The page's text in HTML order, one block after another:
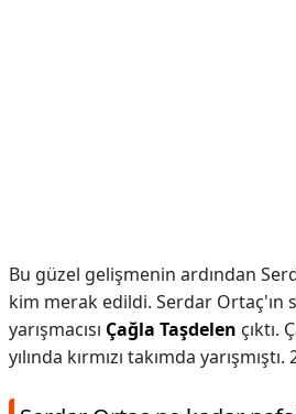
Bu güzel gelişmenin ardından
kim merak edildi. Serdar Ortaç'ın
yarışmacısı Çağla Taşdelen çıktı.
yılında kırmızı takımda